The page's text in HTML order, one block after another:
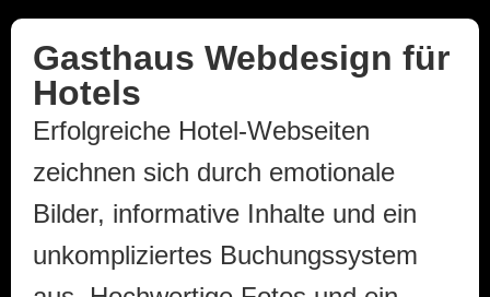
Gasthaus Webdesign für
Hotels
Erfolgreiche Hotel-Webseiten
zeichnen sich durch emotionale
Bilder, informative Inhalte und ein
unkompliziertes Buchungssystem